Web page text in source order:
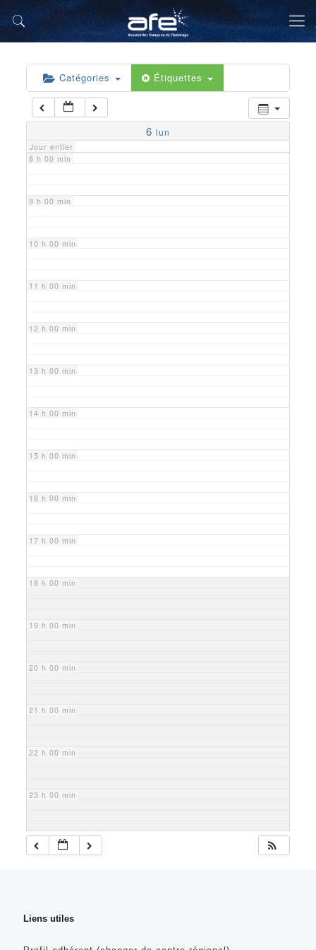
Catégories Étiquettes
6 lun
Jour entier
5 h 00 min
6 h 00 min
7 h 00 min
8 h 00 min
9 h 00 min
10 h 00 min
11 h 00 min
12 h 00 min
13 h 00 min
14 h 00 min
15 h 00 min
16 h 00 min
17 h 00 min
18 h 00 min
19 h 00 min
20 h 00 min
21 h 00 min
22 h 00 min
23 h 00 min
Liens utiles